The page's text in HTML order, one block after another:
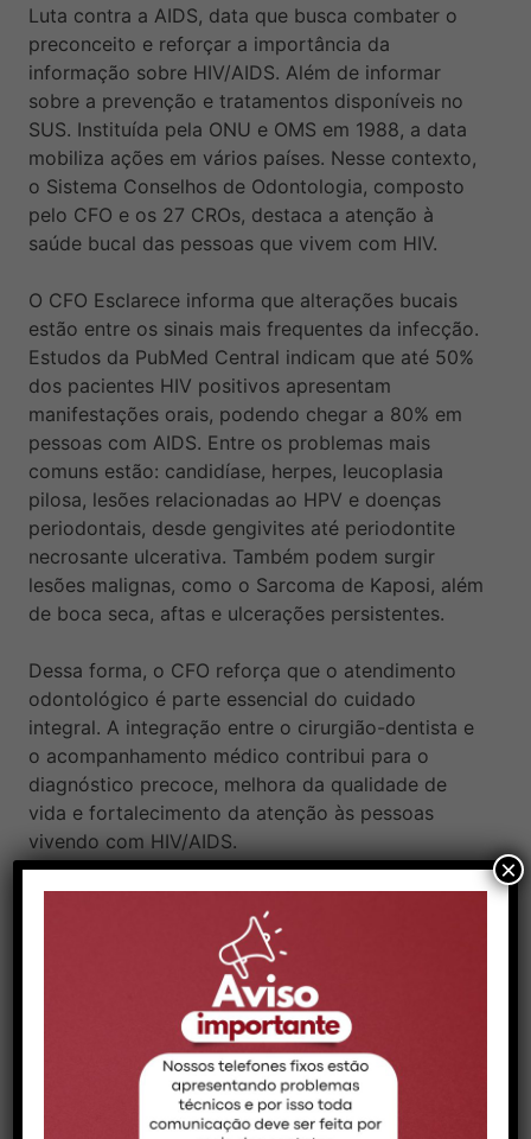
Luta contra a AIDS, data que busca combater o
preconceito e reforçar a importância da
informação sobre HIV/AIDS. Além de informar
sobre a prevenção e tratamentos disponíveis no
SUS. Instituída pela ONU e OMS em 1988, a data
mobiliza ações em vários países. Nesse contexto,
o Sistema Conselhos de Odontologia, composto
pelo CFO e os 27 CROs, destaca a atenção à
saúde bucal das pessoas que vivem com HIV.
O CFO Esclarece informa que alterações bucais
estão entre os sinais mais frequentes da infecção.
Estudos da PubMed Central indicam que até 50%
dos pacientes HIV positivos apresentam
manifestações orais, podendo chegar a 80% em
pessoas com AIDS. Entre os problemas mais
comuns estão: candidíase, herpes, leucoplasia
pilosa, lesões relacionadas ao HPV e doenças
periodontais, desde gengivites até periodontite
necrosante ulcerativa. Também podem surgir
lesões malignas, como o Sarcoma de Kaposi, além
de boca seca, aftas e ulcerações persistentes.
Dessa forma, o CFO reforça que o atendimento
odontológico é parte essencial do cuidado
integral. A integração entre o cirurgião-dentista e
o acompanhamento médico contribui para o
diagnóstico precoce, melhora da qualidade de
vida e fortalecimento da atenção às pessoas
vivendo com HIV/AIDS.
Prevenção
A prevenção do HIV inclui métodos eficazes e
acessíveis, como o uso de preservativos em todas
as relações sexuais. A Profilaxia Pré-Exposição
(PrEP) — uso diário de comprimidos — é indicada
para pessoas com maior risco de exposição. Já a
Profilaxia Pós-Exposição (PEP) é um tratamento
de 28 dias que deve ser iniciado em até 72 horas
×